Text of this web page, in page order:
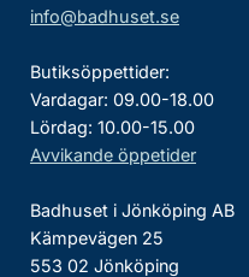
info@badhuset.se
Butiksöppettider:
Vardagar: 09.00-18.00
Lördag: 10.00-15.00
Avvikande öppetider
Badhuset i Jönköping AB
Kämpevägen 25
553 02 Jönköping